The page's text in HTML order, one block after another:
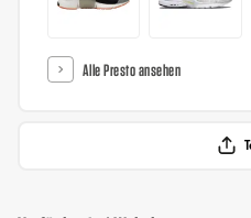
Alle Presto ansehen